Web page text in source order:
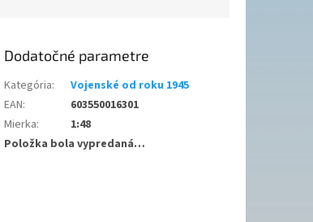
Dodatočné parametre
Kategória:
Vojenské od roku 1945
EAN:
603550016301
Mierka:
1:48
Položka bola vypredaná…